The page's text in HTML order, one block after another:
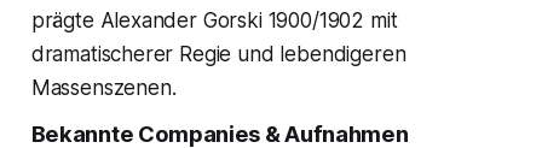
prägte Alexander Gorski 1900/1902 mit
dramatischerer Regie und lebendigeren
Massenszenen.
Bekannte Companies & Aufnahmen